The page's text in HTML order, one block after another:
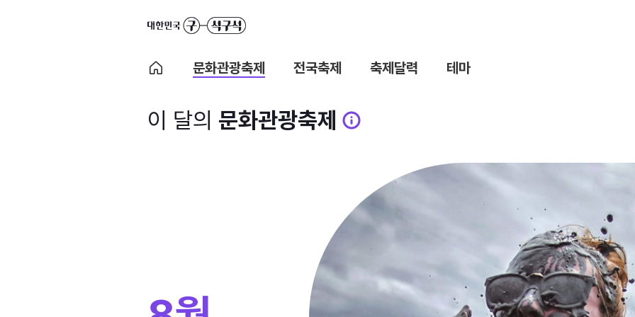
문화관광축제 전국축제 축제달력 테마
이 달의 문화관광축제